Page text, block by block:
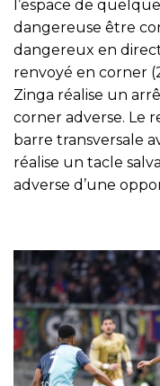
l’espace de
dangereuse être
dangereux en
renvoyé en corner
Zinga réalise un
corner adverse. Le
barre transversale
réalise un tacle
adverse d’une